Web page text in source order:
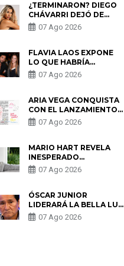
¿TERMINARON? DIEGO
CHÁVARRI DEJÓ DE
SEGUIR A GABRIELA
HERRERA Y ANUNCIA SU
07 Ago 2026
FLAVIA LAOS EXPONE
LO QUE HABRÍA
BUSCADO PABLO
HEREDIA CON ALE
PARTES QUERÍA EL
REMEMBER”
07 Ago 2026
ARIA VEGA CONQUISTA
CON EL LANZAMIENTO
DE “TOTOTO (+4)”
07 Ago 2026
MARIO HART REVELA
INESPERADO
PROBLEMA DE SALUD
ANTES DE SEPARARSE
ENCONTRARON UN
TUMOR”
07 Ago 2026
ÓSCAR JUNIOR
LIDERARÁ LA BELLA LUZ
TRAS SALIDA DE SU
PADRE POR POLÉMICA
07 Ago 2026